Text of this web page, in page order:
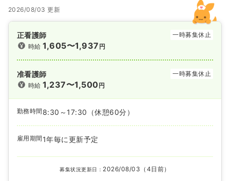
2026/08/03 更新
正看護師
一時募集休止
時給1,605〜1,937 円
准看護師
一時募集休止
時給1,237〜1,500円
勤務時間 8:30～17:30 （休憩60分）
雇用期間 1年毎に更新予定
募集状況更新日： 2026/08/03（4日前）